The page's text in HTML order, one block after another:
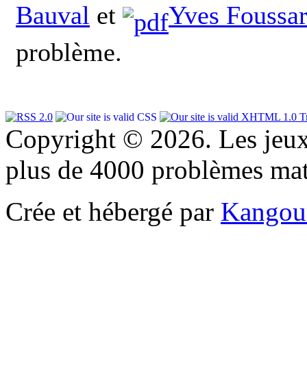
Bauval et
Yves
problème.
Copyright © 2026. Les
plus de 4000 problèmes
Crée et hébergé par